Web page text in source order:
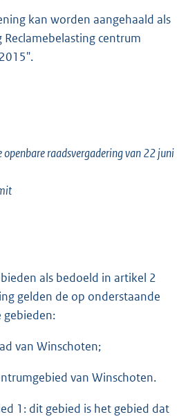
kan worden aangehaald als
Reclamebelasting centrum
openbare raadsvergadering van 22 juni
als bedoeld in artikel 2
gelden de op onderstaande
gebieden:
van Winschoten;
van Winschoten.
1: dit gebied is het gebied dat